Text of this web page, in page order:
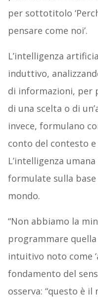
per sottotitolo
pensare come noi’.
L’intelligenza
induttivo,
di informazioni, per
di una scelta o di
invece, formulano
conto del contesto e
L’intelligenza
formulate sulla base
mondo.
“Non abbiamo la
programmare
intuitivo noto come
fondamento del
osserva: “questo è